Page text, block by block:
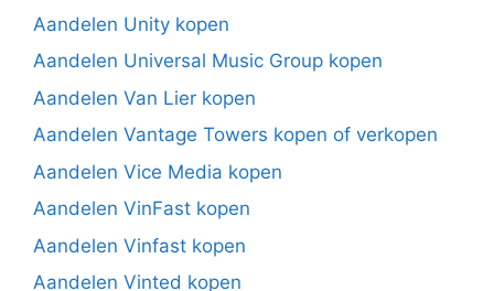
Aandelen Unity kopen
Aandelen Universal Music Group kopen
Aandelen Van Lier kopen
Aandelen Vantage Towers kopen of verkopen
Aandelen Vice Media kopen
Aandelen VinFast kopen
Aandelen Vinfast kopen
Aandelen Vinted kopen